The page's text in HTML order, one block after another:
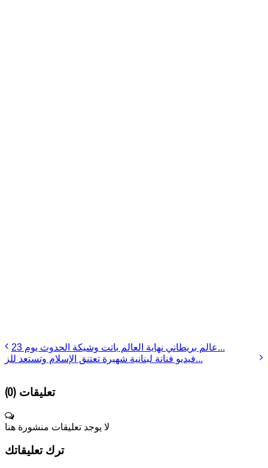
عالم بريطاني نهاية العالم باتت وشيكة الحدوث يوم 23...
فيديو فنانة لبنانية شهيرة تعتنق الإسلام وتستعد للز...
تعليقات (0
)
لا يوجد تعليقات منشورة هنا
ترك تعليقاتك